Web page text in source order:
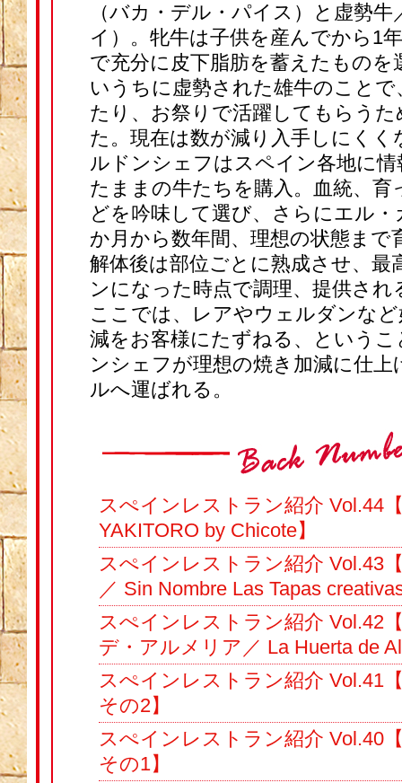
（バカ・デル・パイス）と虚勢
イ）。牝牛は子供を産んでから1
で充分に皮下脂肪を蓄えたものを
いうちに虚勢された雄牛のことで
たり、お祭りで活躍してもらう
た。現在は数が減り入手しにく
ルドンシェフはスペイン各地に
たままの牛たちを購入。血統、育
どを吟味して選び、さらにエル
か月から数年間、理想の状態まで
解体後は部位ごとに熟成させ、最
ンになった時点で調理、提供され
ここでは、レアやウェルダンな
減をお客様にたずねる、という
ンシェフが理想の焼き加減に仕
ルへ運ばれる。
スぺインレストラン紹介 Vol.44
YAKITORO by Chicote】
スぺインレストラン紹介 Vol.43
／ Sin Nombre Las Tapas
スぺインレストラン紹介 Vol.42
デ・アルメリア／ La Huerta de
スぺインレストラン紹介 Vol.41
その2】
スぺインレストラン紹介 Vol.40
その1】